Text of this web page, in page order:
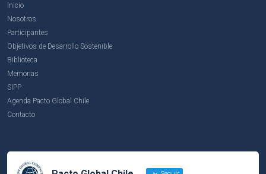
Inicio
Nosotros
Participantes
Objetivos de Desarrollo Sostenible
Biblioteca
Memorias
SIPP
Agenda Pacto Global Chile
Contacto